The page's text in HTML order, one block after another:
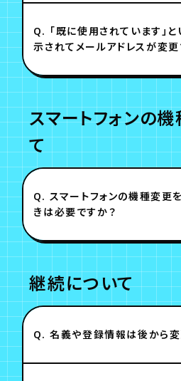
Q. 「既に使用されています」
示されてメールアドレスが変更
スマートフォンの
て
Q. スマートフォンの機種変更
きは必要ですか？
継続について
Q. 名義や登録情報は後から変